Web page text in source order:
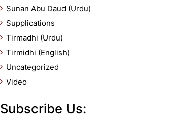
Sunan Abu Daud (Urdu)
Supplications
Tirmadhi (Urdu)
Tirmidhi (English)
Uncategorized
Video
Subscribe Us: